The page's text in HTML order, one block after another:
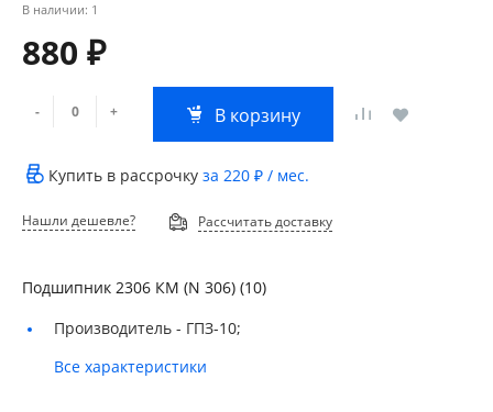
В наличии: 1
880 ₽
- + В корзину
Купить в рассрочку за 220 ₽ / мес.
Нашли дешевле? Рассчитать доставку
Подшипник 2306 КМ (N 306) (10)
Производитель - ГПЗ-10;
Все характеристики